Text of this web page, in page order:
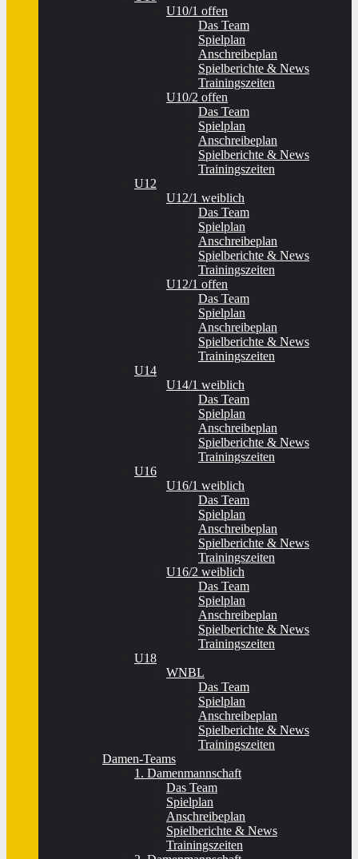
U10/1 offen
Das Team
Spielplan
Anschreibeplan
Spielberichte & News
Trainingszeiten
U10/2 offen
Das Team
Spielplan
Anschreibeplan
Spielberichte & News
Trainingszeiten
U12
U12/1 weiblich
Das Team
Spielplan
Anschreibeplan
Spielberichte & News
Trainingszeiten
U12/1 offen
Das Team
Spielplan
Anschreibeplan
Spielberichte & News
Trainingszeiten
U14
U14/1 weiblich
Das Team
Spielplan
Anschreibeplan
Spielberichte & News
Trainingszeiten
U16
U16/1 weiblich
Das Team
Spielplan
Anschreibeplan
Spielberichte & News
Trainingszeiten
U16/2 weiblich
Das Team
Spielplan
Anschreibeplan
Spielberichte & News
Trainingszeiten
U18
WNBL
Das Team
Spielplan
Anschreibeplan
Spielberichte & News
Trainingszeiten
Damen-Teams
1. Damenmannschaft
Das Team
Spielplan
Anschreibeplan
Spielberichte & News
Trainingszeiten